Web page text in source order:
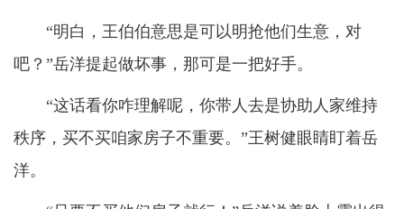
“明白，王伯伯意思是可以明抢他们生意，对
吧？”岳洋提起做坏事，那可是一把好手。
“这话看你咋理解呢，你带人去是协助人家维持
秩序，买不买咱家房子不重要。”王树健眼睛盯着岳
洋。